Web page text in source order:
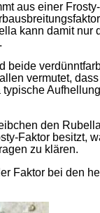
aus einer
kann damit nur
beide
vermutet,
den
Faktor besitzt,
zu klären.
Faktor bei den